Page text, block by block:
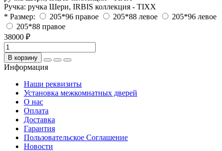
Ручка: ручка Шери, IRBIS коллекция - TIXX
* Размер:
205*96 правое 205*88 левое
205*96 левое
205*88 правое
38000 ₽
В корзину
Информация
Наши реквизиты
Установка межкомнатных дверей
О нас
Оплата
Доставка
Гарантия
Пользовательское Соглашение
Новости